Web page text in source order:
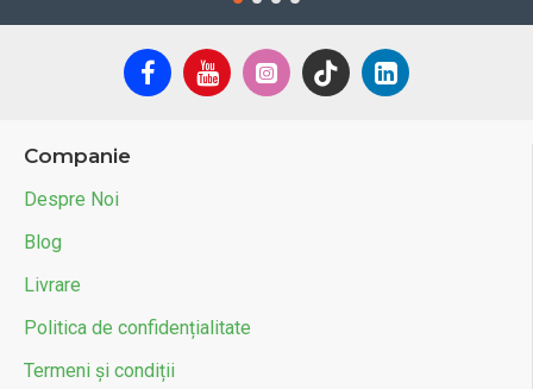
Companie
Despre Noi
Blog
Livrare
Politica de confidențialitate
Termeni și condiții